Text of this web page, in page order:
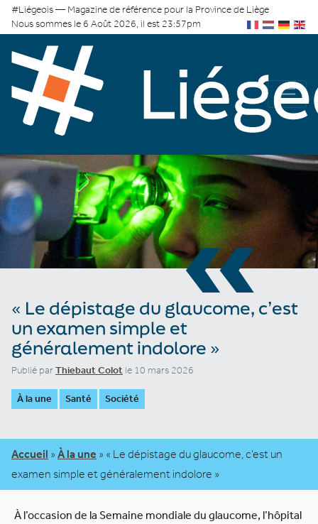
#Liégeois — Magazine de référence pour la Province de Liège
Nous sommes le 6 Août 2026, il est 23:57pm
«
« Le dépistage du glaucome, c’est
un examen simple et
généralement indolore »
Publié parThiebaut Colot le 10 mars 2026
À la une Santé Société
Accueil » À la une » « Le dépistage du glaucome, c’est un
examen simple et généralement indolore »
À l’occasion de la Semaine mondiale du glaucome, l’hôpital